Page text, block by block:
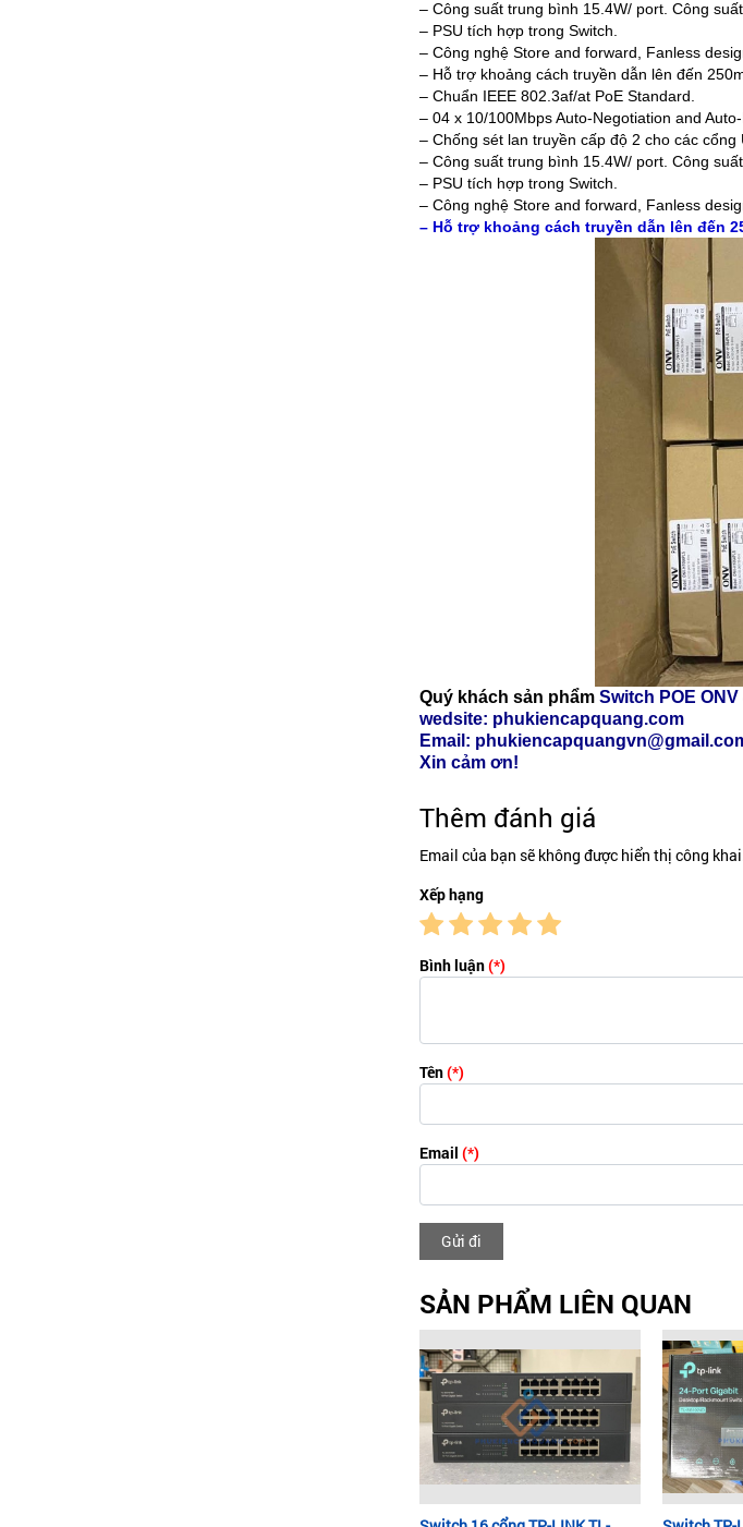
– Công suất trung bình 15.4W/ port. Công
– PSU tích hợp trong Switch.
– Công nghệ Store and forward, Fanless
– Hỗ trợ khoảng cách truyền dẫn lên đến
– Chuẩn IEEE 802.3af/at PoE Standard.
– 04 x 10/100Mbps Auto-Negotiation and
– Chống sét lan truyền cấp độ 2 cho các cổng
– Công suất trung bình 15.4W/ port. Công
– PSU tích hợp trong Switch.
– Công nghệ Store and forward, Fanless
– Hỗ trợ khoảng cách truyền dẫn lên đến
​Quý khách sản phẩm Switch POE
wedsite: phukiencapquang.com
Email:
Xin cảm ơn!
Thêm đánh giá
Email của bạn sẽ không được hiển thị công
Xếp hạng
Bình luận(*)
Tên(*)
Email (*)
Gửi đi
SẢN PHẨM LIÊN QUAN